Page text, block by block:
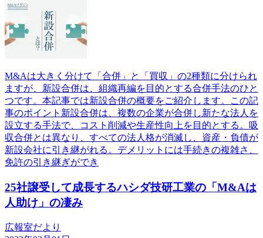
M&Aは大きく分けて「合併」と「買収」の2種類に分けられ
ますが、新設合併は、組織再編を目的とする合併手法のひと
つです。本記事では新設合併の概要をご紹介します。この記
事のポイント新設合併は、複数の企業が合併し新たな法人を
設立する手法で、コスト削減や生産性向上を目的とする。吸
収合併とは異なり、すべての法人格が消滅し、資産・負債が
新設会社に引き継がれる。デメリットには手続きの複雑さ、
免許の引き継ぎができ
25社譲受して成長するハシダ技研工業の「M&Aは
人助け」の凄み
広報室だより